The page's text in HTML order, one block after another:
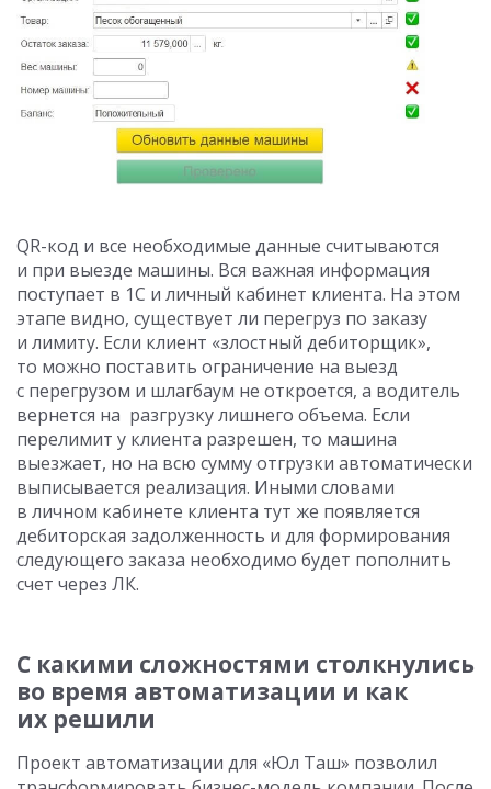
QR-код и все необходимые данные считываются
и при выезде машины. Вся важная информация
поступает в 1С и личный кабинет клиента. На этом
этапе видно, существует ли перегруз по заказу
и лимиту. Если клиент «злостный дебиторщик»,
то можно поставить ограничение на выезд
с перегрузом и шлагбаум не откроется, а водитель
вернется на разгрузку лишнего объема. Если
перелимит у клиента разрешен, то машина
выезжает, но на всю сумму отгрузки автоматически
выписывается реализация. Иными словами
в личном кабинете клиента тут же появляется
дебиторская задолженность и для формирования
следующего заказа необходимо будет пополнить
счет через ЛК.
С какими сложностями столкнулись
во время автоматизации и как
их решили
Проект автоматизации для «Юл Таш» позволил